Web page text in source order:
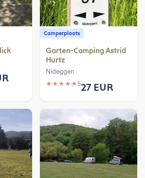
Camperplaats
Garten-Camping Astrid
Hurtz
Nideggen
★ ★ ★ ★ ★527 EUR